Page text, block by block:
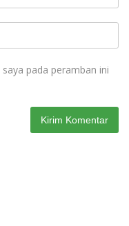
pada peramban ini